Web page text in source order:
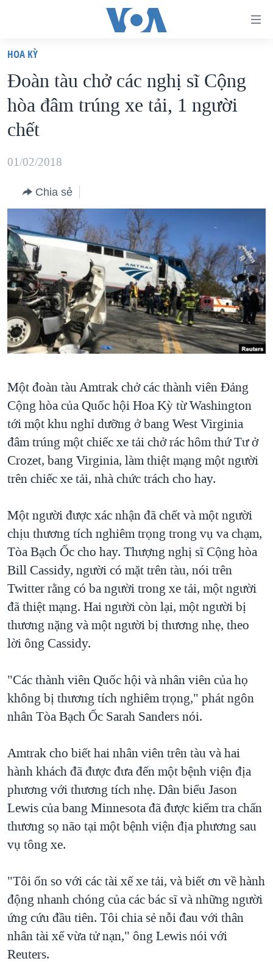
truy
cập
Tới
nội
chính
chính
Đi
tới
"Tìm"
VIỆT NAM
HOA KỲ
BIỂN ĐÔNG
THẾ GIỚI
DIỄN ĐÀN
TỰ DO BÁO CHÍ
VẠCH TRẦN TIN GIẢ
NGƯỜI VIỆT HẢI NGOẠI
ĐỜI SỐNG
KINH TẾ
KHOA HỌC
THỂ THAO
GIÁO DỤC
CHUYÊN ĐỀ
CHIẾN TRANH THƯƠNG MẠI CỦA MỸ: QUÁ KHỨ VÀ HIỆN
TẠI
HÀNH TRÌNH BẦU CỬ 2024
MỘT NĂM CHIẾN TRANH TẠI DẢI GAZA
GIẢI MÃ VÀNH ĐAI & CON ĐƯỜNG
TRỊNH VĨNH BÌNH - NGƯỜI HẠ 'BÊN THẮNG CUỘC'
GROUND ZERO – XƯA VÀ NAY
CHI PHÍ CHIẾN TRANH AFGHANISTAN
CÁC GIÁ TRỊ CỘNG HÒA Ở VIỆT NAM
THƯỢNG ĐỈNH TRUMP-KIM TẠI VIỆT NAM
NGƯ DÂN VIỆT VÀ LÀN SÓNG TRỘM HẢI SÂM
BÊN KIA QUỐC LỘ: TIẾNG VỌNG TỪ NÔNG THÔN MỸ
QUAN HỆ VIỆT MỸ
HỌC TIẾNG ANH
VIDEO
NGHE
MẠNG XÃ HỘI
Ngôn ngữ khác
HOA KỲ
Đoàn tàu chở các nghị sĩ Cộng
hòa đâm trúng xe tải, 1 người
chết
01/02/2018
Chia sẻ
Một đoàn tàu Amtrak chở các thành viên Đảng
Cộng hòa của Quốc hội Hoa Kỳ từ Washington
tới một khu nghỉ dưỡng ở bang West Virginia
đâm trúng một chiếc xe tải chở rác hôm thứ Tư ở
Crozet, bang Virginia, làm thiệt mạng một người
trên chiếc xe tải, nhà chức trách cho hay.
Một người được xác nhận đã chết và một người
chịu thương tích nghiêm trọng trong vụ va chạm,
Tòa Bạch Ốc cho hay. Thượng nghị sĩ Cộng hòa
Bill Cassidy, người có mặt trên tàu, nói trên
Twitter rằng có ba người trong xe tải, một người
đã thiệt mạng. Hai người còn lại, một người bị
thương nặng và một người bị thương nhẹ, theo
lời ông Cassidy.
"Các thành viên Quốc hội và nhân viên của họ
không bị thương tích nghiêm trọng," phát ngôn
nhân Tòa Bạch Ốc Sarah Sanders nói.
Amtrak cho biết hai nhân viên trên tàu và hai
hành khách đã được đưa đến một bệnh viện địa
phương với thương tích nhẹ. Dân biểu Jason
Lewis của bang Minnesota đã được kiểm tra chấn
thương sọ não tại một bệnh viện địa phương sau
vụ tông xe.
"Tôi ổn so với các tài xế xe tải, và biết ơn về hành
động nhanh chóng của các bác sĩ và những người
ứng cứu đầu tiên. Tôi chia sẻ nỗi đau với thân
nhân tài xế vừa tử nạn," ông Lewis nói với
Reuters.